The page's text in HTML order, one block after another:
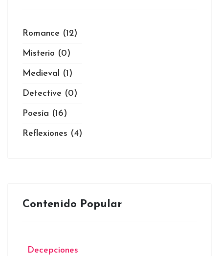
Romance (12)
Misterio (0)
Medieval (1)
Detective (0)
Poesía (16)
Reflexiones (4)
Contenido Popular
Decepciones